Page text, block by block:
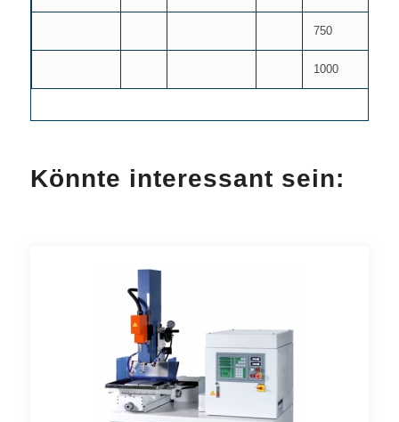
750
1000
Könnte interessant sein: